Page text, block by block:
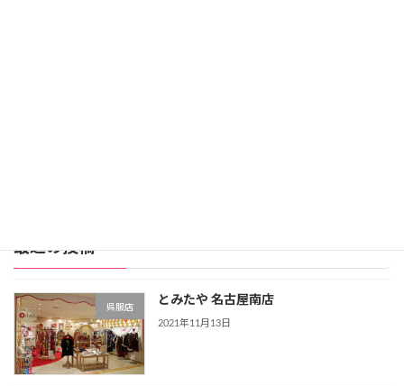
最近の投稿
呉服店
とみたや 名古屋南店
2021年11月13日